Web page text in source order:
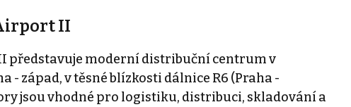
II
představuje moderní distribuční centrum v
- západ, v těsné blízkosti dálnice R6 (Praha -
jsou vhodné pro logistiku, distribuci, skladování a